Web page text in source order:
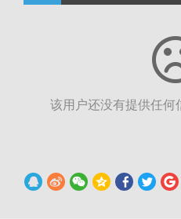
该用户还没有提供任何